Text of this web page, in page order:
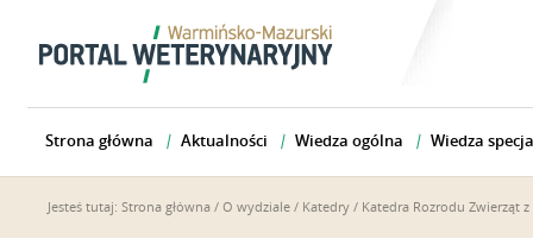
Strona główna Aktualności Wiedza ogólna Wiedza
Jesteś tutaj: Strona główna / O wydziale / Katedry / Katedra Rozrodu Zwierząt